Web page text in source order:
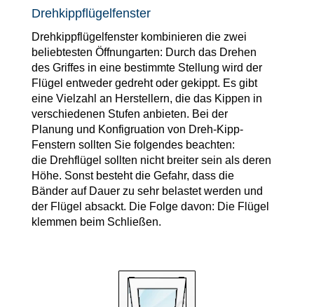
Drehkippflügelfenster
Drehkippflügelfenster kombinieren die zwei
beliebtesten Öffnungarten: Durch das Drehen
des Griffes in eine bestimmte Stellung wird der
Flügel entweder gedreht oder gekippt. Es gibt
eine Vielzahl an Herstellern, die das Kippen in
verschiedenen Stufen anbieten. Bei der
Planung und Konfigruation von Dreh-Kipp-
Fenstern sollten Sie folgendes beachten:
die Drehflügel sollten nicht breiter sein als deren
Höhe. Sonst besteht die Gefahr, dass die
Bänder auf Dauer zu sehr belastet werden und
der Flügel absackt. Die Folge davon: Die Flügel
klemmen beim Schließen.